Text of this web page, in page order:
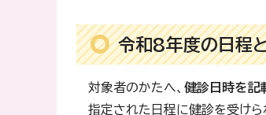
令和8年度の日程
対象者のかたへ、 健診日時を記
指定された日程に健診を受けら